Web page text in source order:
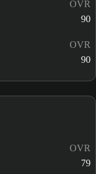
OVR
90
OVR
90
OVR
79